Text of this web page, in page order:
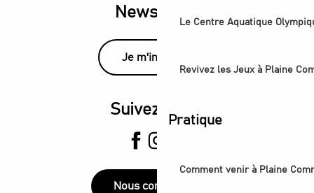
Le Centre Aquatique
Revivez les Jeux à Plaine
Pratique
Comment venir à Plaine
Newsletter
Je m'inscris
Suivez-nous
Nous contacter